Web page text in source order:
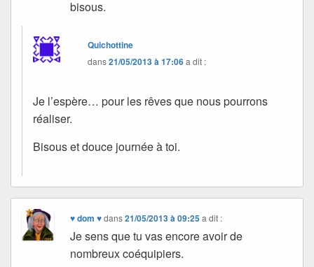
bisous.
Quichottine
dans21/05/2013 à 17:06a dit :
Je l’espère… pour les rêves que nous pourrons
réaliser.
Bisous et douce journée à toi.
♥ dom ♥dans21/05/2013 à 09:25 a dit :
Je sens que tu vas encore avoir de
nombreux coéquipiers.